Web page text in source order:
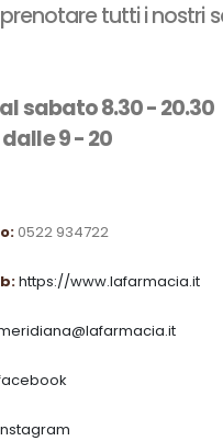
prenotare tutti i nostri
sabato 8.30 - 20.30
9 - 20
0522 934722
https://www.lafarmacia.it